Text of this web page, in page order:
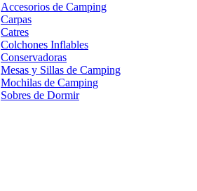
Accesorios de Camping
Carpas
Catres
Colchones Inflables
Conservadoras
Mesas y Sillas de Camping
Mochilas de Camping
Sobres de Dormir